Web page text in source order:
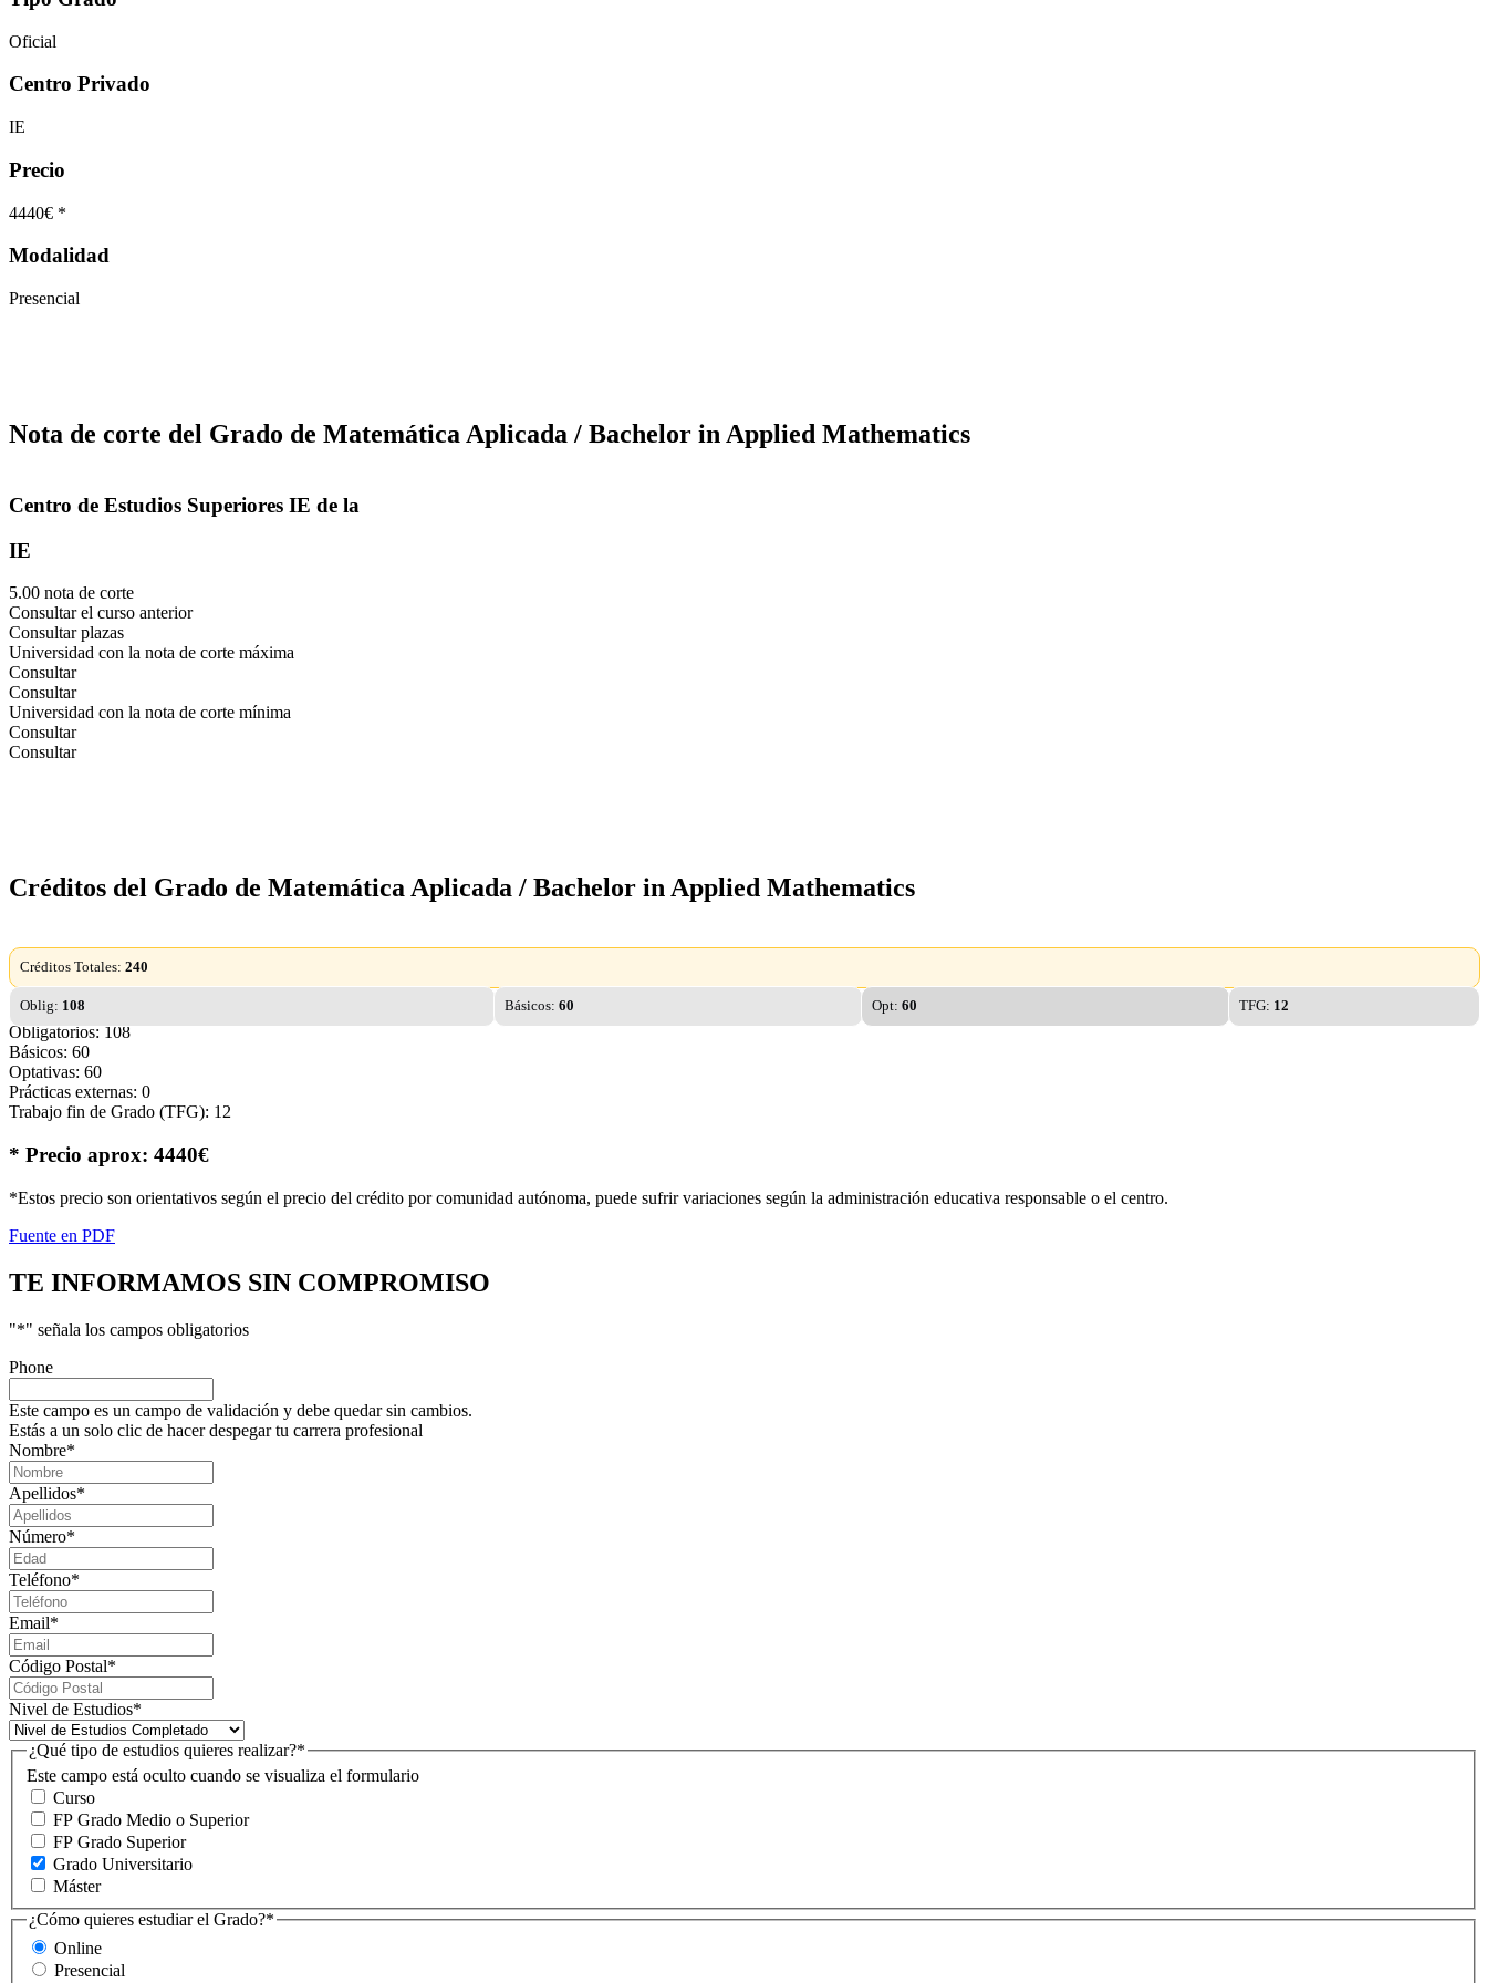
Oficial
Centro Privado
IE
Precio
4440€ *
Modalidad
Presencial
Nota de corte del Grado de Matemática Aplicada / Bachelor in Applied Mathematics
Centro de Estudios Superiores IE de la
IE
5.00 nota de corte
Consultar el curso anterior
Consultar plazas
Universidad con la nota de corte máxima
Consultar
Consultar
Universidad con la nota de corte mínima
Consultar
Consultar
Créditos del Grado de Matemática Aplicada / Bachelor in Applied Mathematics
Créditos Totales: 240
Oblig: 108 Básicos:60 Opt:60 TFG: 12
Obligatorios: 108
Básicos: 60
Optativas: 60
Prácticas externas: 0
Trabajo fin de Grado (TFG): 12
* Precio aprox: 4440€
*Estos precio son orientativos según el precio del crédito por comunidad autónoma, puede sufrir variaciones según la administración educativa responsable o el centro.
Fuente en PDF
TE INFORMAMOS SIN COMPROMISO
"*" señala los campos obligatorios
Phone
Este campo es un campo de validación y debe quedar sin cambios.
Estás a un solo clic de hacer despegar tu carrera profesional
Nombre*
Apellidos*
Número*
Teléfono*
Email*
Código Postal*
Nivel de Estudios*
Este campo está oculto cuando se visualiza el formulario
¿Qué tipo de estudios quieres realizar?*
Curso
FP Grado Medio o Superior
FP Grado Superior
Grado Universitario
Máster
¿Cómo quieres estudiar el Grado?*
Online
Presencial